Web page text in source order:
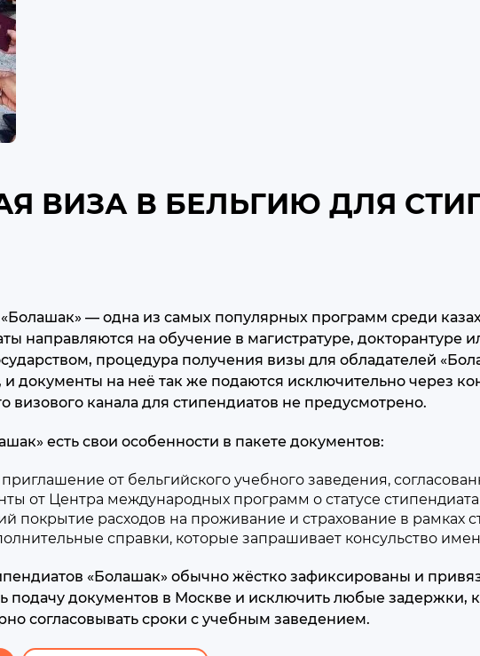
ВИЗА В БЕЛЬГИЮ ДЛЯ
— одна из самых популярных программ среди
направляются на обучение в магистратуре, докторантуре
процедура получения визы для обладателей
и документы на неё так же подаются исключительно через
визового канала для стипендиатов не предусмотрено.
есть свои особенности в пакете документов:
от бельгийского учебного заведения,
от Центра международных программ о статусе
покрытие расходов на проживание и страхование в рамках
справки, которые запрашивает консульство
«Болашак» обычно жёстко зафиксированы и
подачу документов в Москве и исключить любые задержки,
согласовывать сроки с учебным заведением.